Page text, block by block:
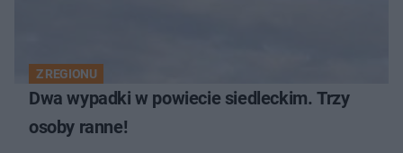
Z REGIONU
Dwa wypadki w powiecie siedleckim. Trzy
osoby ranne!